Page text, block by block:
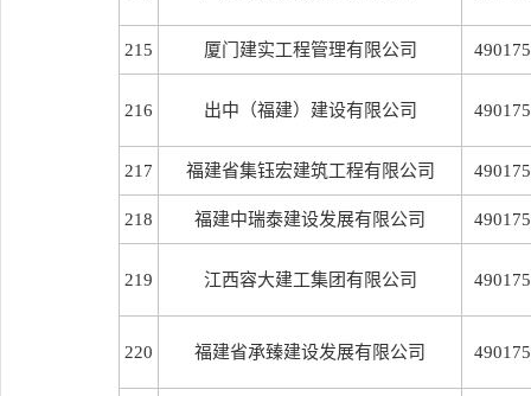
215 厦门建实工程管理有限公司
216 出中（福建）建设有限公司
217 福建省集钰宏建筑工程有限公司
218 福建中瑞泰建设发展有限公司
219 江西容大建工集团有限公司
220 福建省承臻建设发展有限公司